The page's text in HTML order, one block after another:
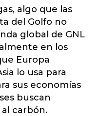
algo que las
del Golfo no
global de GNL
en los
Europa
lo usa para
sus economías
buscan
carbón.